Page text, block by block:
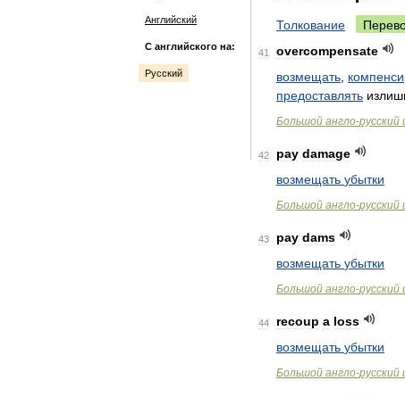
Английский
С английского на:
Русский
Толкование
41
overcompensate
возмещать
предоставлять
Большой англо-русский
42 pay damage
возмещать убытки
Большой англо-русский
43 pay dams
возмещать убытки
Большой англо-русский
44 recoup a loss
возмещать убытки
Большой англо-русский